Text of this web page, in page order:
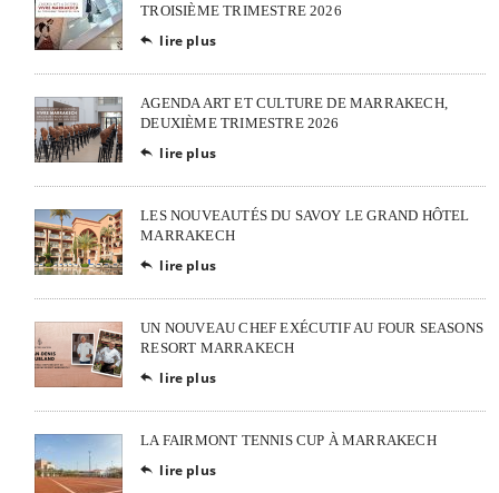
TROISIÈME TRIMESTRE 2026
 lire plus
AGENDA ART ET CULTURE DE MARRAKECH,
DEUXIÈME TRIMESTRE 2026
 lire plus
LES NOUVEAUTÉS DU SAVOY LE GRAND HÔTEL
MARRAKECH
 lire plus
UN NOUVEAU CHEF EXÉCUTIF AU FOUR SEASONS
RESORT MARRAKECH
 lire plus
LA FAIRMONT TENNIS CUP À MARRAKECH
 lire plus